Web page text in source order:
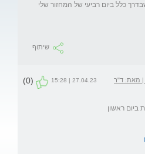
כלל ביום רביעי של המחזור שלי
שיתוף
| מאת: ד"ר
27.04.23 | 15:28
(0)